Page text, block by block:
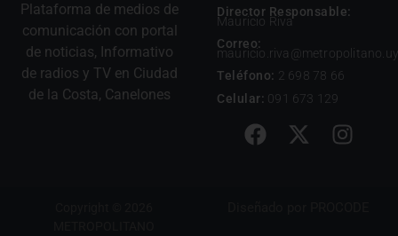
Plataforma de medios de
comunicación con portal
de noticias, Informativo
de radios y TV en Ciudad
de la Costa, Canelones
Director Responsable:
Mauricio Riva
Correo:
mauricio.riva@metropolitano.uy
Teléfono: 2 698 78 66
Celular: 091 673 129